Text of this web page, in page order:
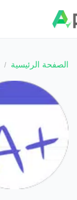
الصفحة الرئيسية